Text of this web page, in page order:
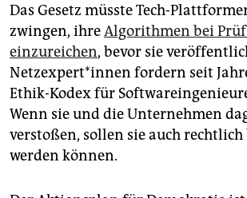
Das Gesetz müsste Tech-
zwingen, ihreAlgorithmen bei
einzureichen, bevor sie
Netzexpert*innen fordern seit
Ethik-Kodex für
Wenn sie und die Unternehmen
verstoßen, sollen sie auch
werden können.